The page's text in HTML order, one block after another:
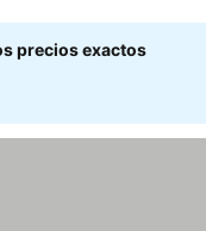
precios exactos